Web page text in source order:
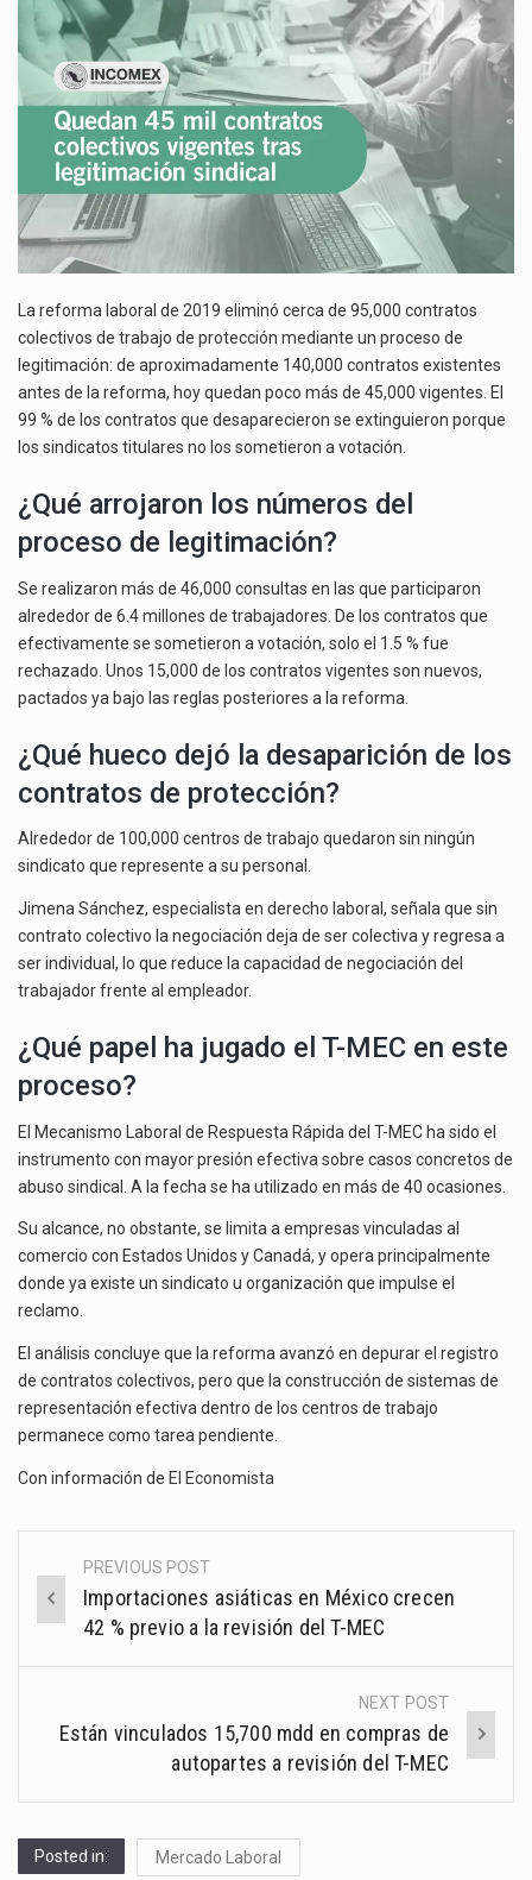
El superávit comercial de México con Estados Unidos alcanzó 102,581 millones de dólares (mdd) en…
El Tribunal Federal de Justicia Administrativa (TFJA), a través de su Segunda Sala Regional en…
VIGENTES
TRAS
LEGITIMACIÓN
SINDICAL
EN
MÉXICO
La reforma laboral de 2019 eliminó cerca de 95,000 contratos
colectivos de trabajo de protección mediante un proceso de
legitimación: de aproximadamente 140,000 contratos existentes
antes de la reforma, hoy quedan poco más de 45,000 vigentes. El
99 % de los contratos que desaparecieron se extinguieron porque
los sindicatos titulares no los sometieron a votación.
¿Qué arrojaron los números del
proceso de legitimación?
Se realizaron más de 46,000 consultas en las que participaron
alrededor de 6.4 millones de trabajadores. De los contratos que
efectivamente se sometieron a votación, solo el 1.5 % fue
rechazado. Unos 15,000 de los contratos vigentes son nuevos,
pactados ya bajo las reglas posteriores a la reforma.
¿Qué hueco dejó la desaparición de los
contratos de protección?
Alrededor de 100,000 centros de trabajo quedaron sin ningún
sindicato que represente a su personal.
Jimena Sánchez, especialista en derecho laboral, señala que sin
contrato colectivo la negociación deja de ser colectiva y regresa a
ser individual, lo que reduce la capacidad de negociación del
trabajador frente al empleador.
¿Qué papel ha jugado el T-MEC en este
proceso?
El Mecanismo Laboral de Respuesta Rápida del T-MEC ha sido el
instrumento con mayor presión efectiva sobre casos concretos de
abuso sindical. A la fecha se ha utilizado en más de 40 ocasiones.
Su alcance, no obstante, se limita a empresas vinculadas al
comercio con Estados Unidos y Canadá, y opera principalmente
donde ya existe un sindicato u organización que impulse el
reclamo.
El análisis concluye que la reforma avanzó en depurar el registro
de contratos colectivos, pero que la construcción de sistemas de
representación efectiva dentro de los centros de trabajo
permanece como tarea pendiente.
Con información de El Economista
Post
navigation
PREVIOUS POST
Importaciones asiáticas en México crecen
42 % previo a la revisión del T-MEC
NEXT POST
Están vinculados 15,700 mdd en compras de
autopartes a revisión del T-MEC
Posted in: Mercado Laboral